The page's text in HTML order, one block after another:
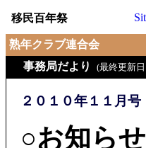
移民百年祭
熟年クラブ連合会
事務局だより
(最終更新
２０１０年１１月号
○お知らせ